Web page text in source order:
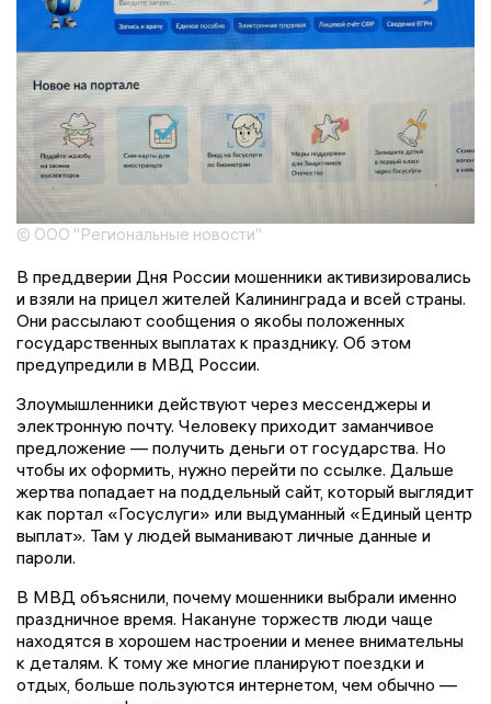
© ООО "Региональные новости"
В преддверии Дня России мошенники активизировались
и взяли на прицел жителей Калининграда и всей страны.
Они рассылают сообщения о якобы положенных
государственных выплатах к празднику. Об этом
предупредили в МВД России.
Злоумышленники действуют через мессенджеры и
электронную почту. Человеку приходит заманчивое
предложение — получить деньги от государства. Но
чтобы их оформить, нужно перейти по ссылке. Дальше
жертва попадает на поддельный сайт, который выглядит
как портал «Госуслуги» или выдуманный «Единый центр
выплат». Там у людей выманивают личные данные и
пароли.
В МВД объяснили, почему мошенники выбрали именно
праздничное время. Накануне торжеств люди чаще
находятся в хорошем настроении и менее внимательны
к деталям. К тому же многие планируют поездки и
отдых, больше пользуются интернетом, чем обычно —